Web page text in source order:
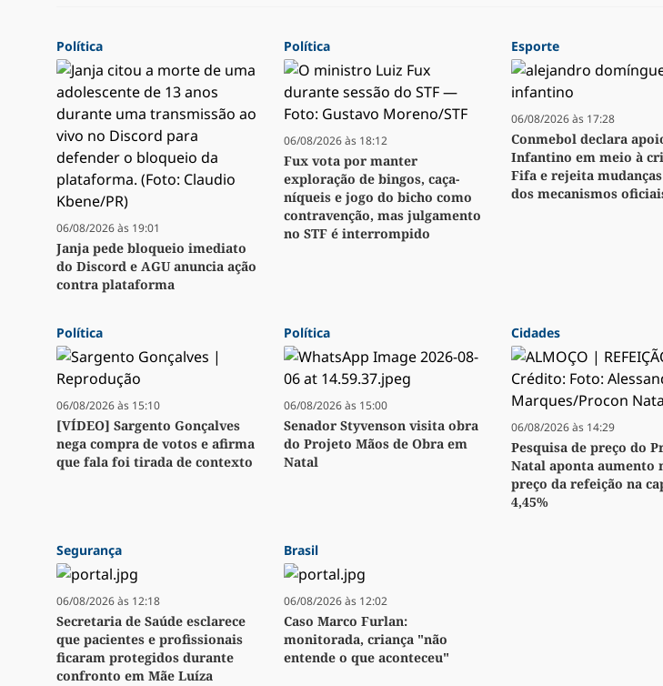
Política
06/08/2026 às 19:01
Janja pede bloqueio imediato
do Discord e AGU anuncia ação
contra plataforma
Política
06/08/2026 às 18:12
Fux vota por manter
exploração de bingos, caça-
níqueis e jogo do bicho como
contravenção, mas julgamento
no STF é interrompido
Esporte
06/08/2026 às 17:28
Conmebol declara
Infantino em meio à
Fifa e rejeita
dos mecanismos
Política
06/08/2026 às 15:10
[VÍDEO] Sargento Gonçalves
nega compra de votos e afirma
que fala foi tirada de contexto
Política
06/08/2026 às 15:00
Senador Styvenson visita obra
do Projeto Mãos de Obra em
Natal
Cidades
06/08/2026 às 14:29
Pesquisa de preço do
Natal aponta aumento
preço da refeição na
4,45%
Segurança
06/08/2026 às 12:18
Secretaria de Saúde esclarece
que pacientes e profissionais
ficaram protegidos durante
confronto em Mãe Luíza
Brasil
06/08/2026 às 12:02
Caso Marco Furlan:
monitorada, criança "não
entende o que aconteceu"